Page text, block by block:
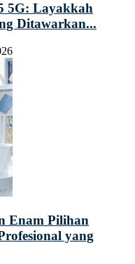
5G: Layakkah
Ditawarkan...
Enam Pilihan
yang